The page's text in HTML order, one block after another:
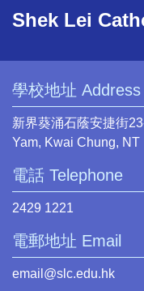
Shek Lei
學校地址 Address
新界葵涌石蔭安捷街
Yam, Kwai Chung, NT
電話 Telephone
2429 1221
電郵地址 Email
email@slc.edu.hk